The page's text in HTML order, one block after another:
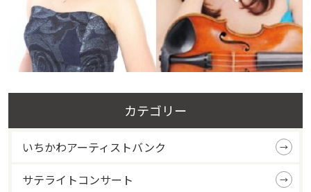
カテゴリー
いちかわアーティストバンク
サテライトコンサート